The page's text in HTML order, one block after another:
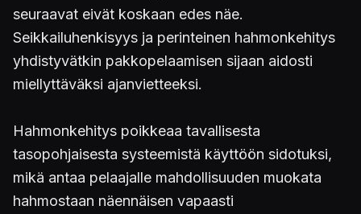
seuraavat eivät koskaan edes näe.
Seikkailuhenkisyys ja perinteinen hahmonkehitys
yhdistyvätkin pakkopelaamisen sijaan aidosti
miellyttäväksi ajanvietteeksi.
Hahmonkehitys poikkeaa tavallisesta
tasopohjaisesta systeemistä käyttöön sidotuksi,
mikä antaa pelaajalle mahdollisuuden muokata
hahmostaan näennäisen vapaasti